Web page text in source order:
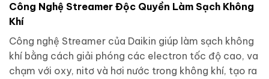
Công Nghệ Streamer Độc Quyền Làm Sạch Không
Khí
Công nghệ Streamer của Daikin giúp làm sạch không
khí bằng cách giải phóng các electron tốc độ cao, va
chạm với oxy, nitơ và hơi nước trong không khí, tạo ra